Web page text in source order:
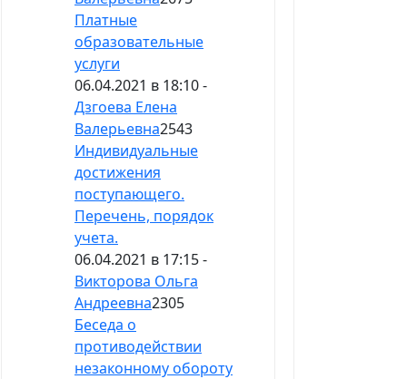
Платные
образовательные
услуги
06.04.2021 в 18:10 -
Дзгоева Елена
Валерьевна2543
Индивидуальные
достижения
поступающего.
Перечень, порядок
учета.
06.04.2021 в 17:15 -
Викторова Ольга
Андреевна2305
Беседа о
противодействии
незаконному обороту